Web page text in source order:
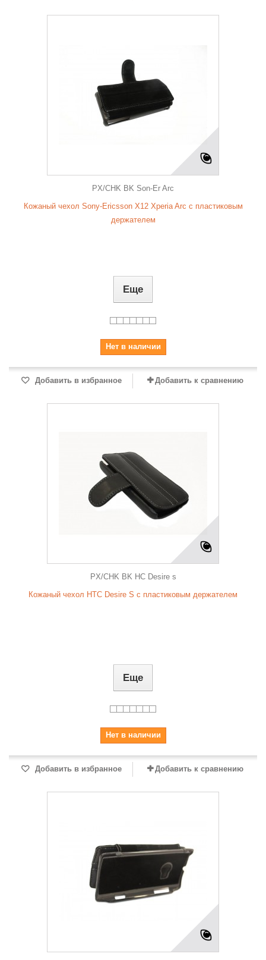
PX/CHK BK Son-Er Arc
Кожаный чехол Sony-Ericsson X12 Xperia Arc с пластиковым
держателем
Еще
Нет в наличии
Добавить в избранное Добавить к сравнению
PX/CHK BK HC Desire s
Кожаный чехол HTC Desire S с пластиковым держателем
Еще
Нет в наличии
Добавить в избранное Добавить к сравнению